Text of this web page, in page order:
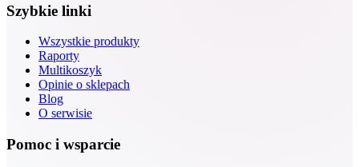
Szybkie linki
Wszystkie produkty
Raporty
Multikoszyk
Opinie o sklepach
Blog
O serwisie
Pomoc i wsparcie